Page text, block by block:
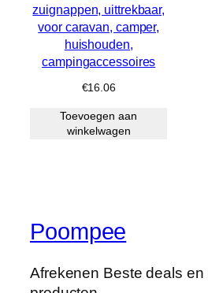
zuignappen, uittrekbaar,
voor caravan, camper,
huishouden,
campingaccessoires
€16.06
Toevoegen aan
winkelwagen
Poompee
Afrekenen Beste deals en